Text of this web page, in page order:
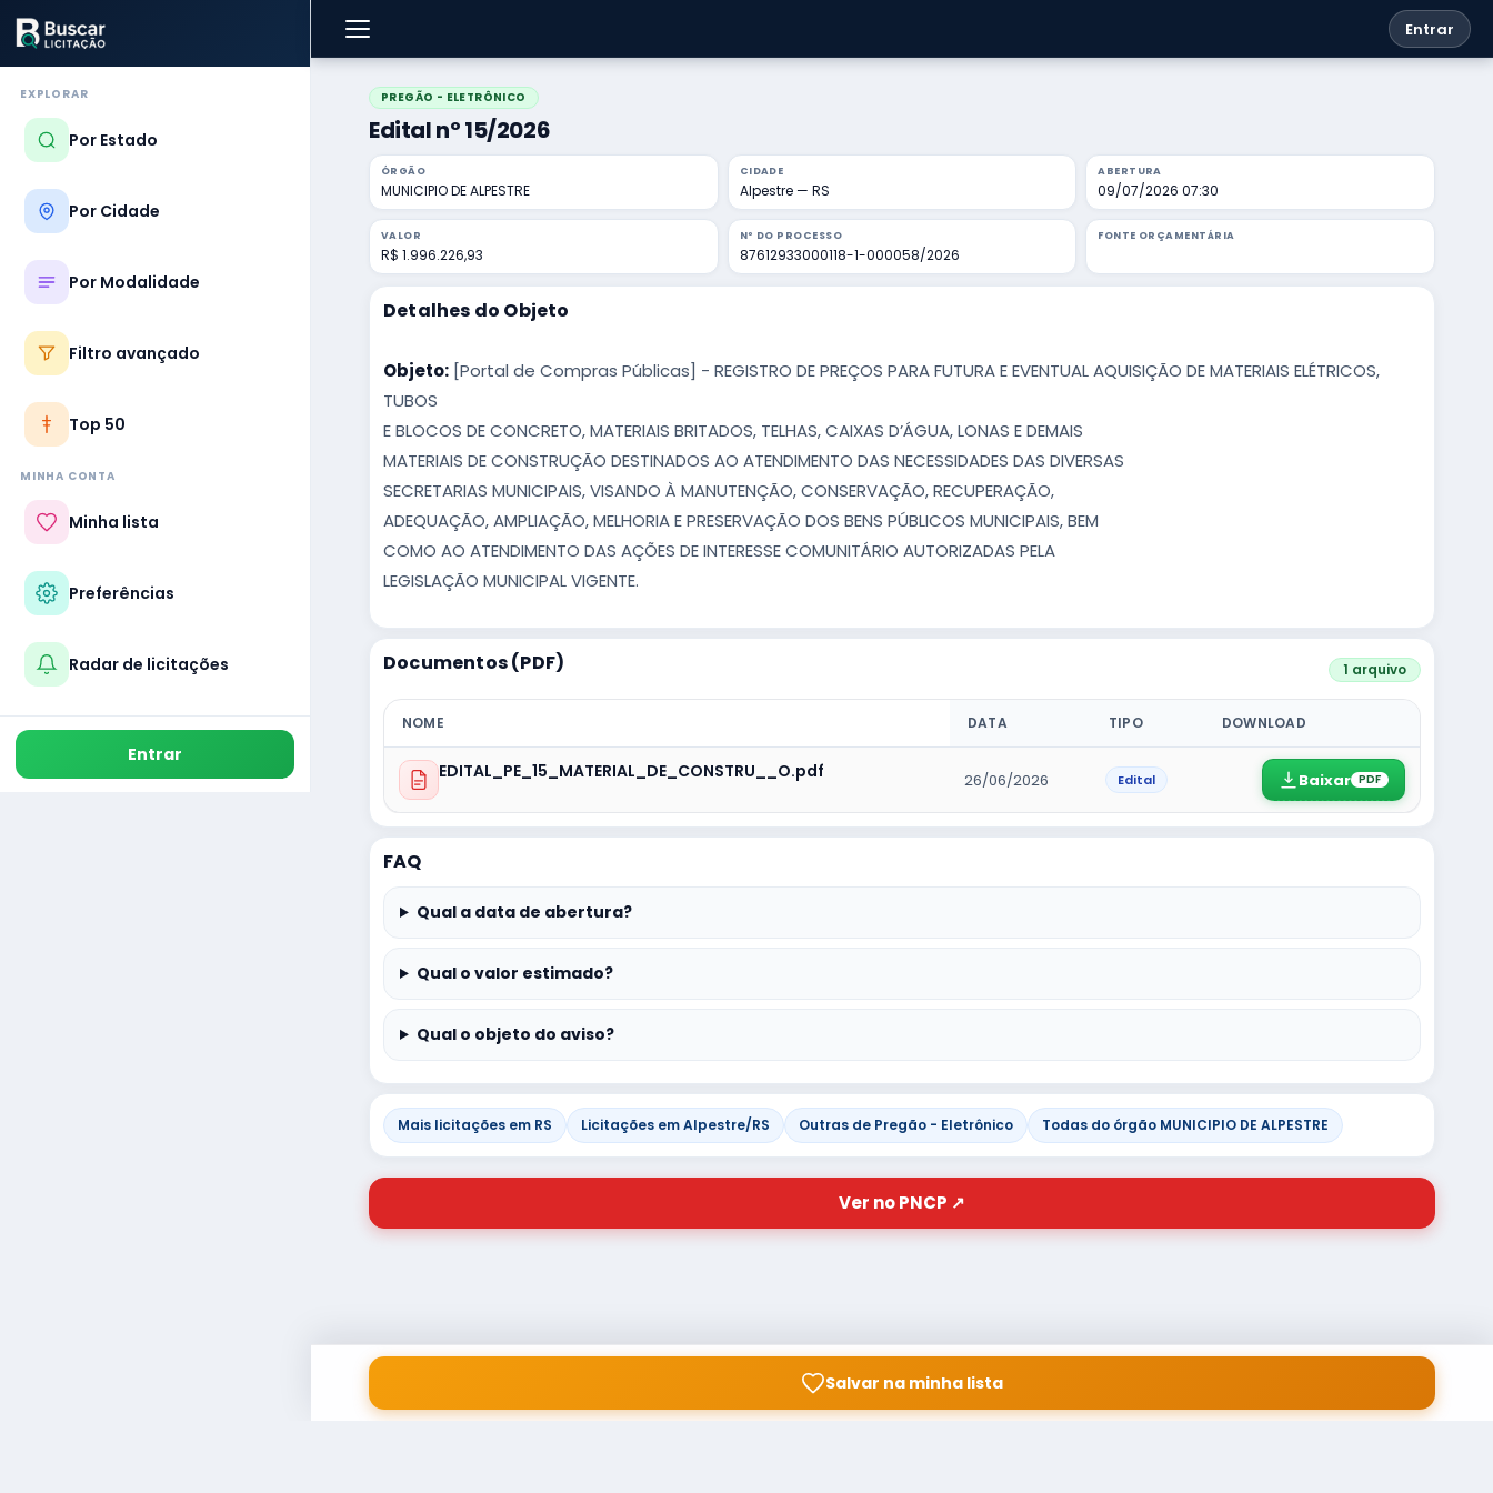
Entrar
EXPLORAR
Por Estado
Por Cidade
Por Modalidade
Filtro avançado
Top 50
MINHA CONTA
Minha lista
Preferências
Radar de licitações
Entrar
PREGÃO - ELETRÔNICO
Edital nº 15/2026
ÓRGÃO
MUNICIPIO DE ALPESTRE
CIDADE
Alpestre — RS
ABERTURA
09/07/2026 07:30
VALOR
R$ 1.996.226,93
Nº DO PROCESSO
87612933000118-1-000058/2026
FONTE ORÇAMENTÁRIA
Detalhes do Objeto
Objeto: [Portal de Compras Públicas] - REGISTRO DE PREÇOS PARA FUTURA E EVENTUAL AQUISIÇÃO DE MATERIAIS ELÉTRICOS,
TUBOS
E BLOCOS DE CONCRETO, MATERIAIS BRITADOS, TELHAS, CAIXAS D’ÁGUA, LONAS E DEMAIS
MATERIAIS DE CONSTRUÇÃO DESTINADOS AO ATENDIMENTO DAS NECESSIDADES DAS DIVERSAS
SECRETARIAS MUNICIPAIS, VISANDO À MANUTENÇÃO, CONSERVAÇÃO, RECUPERAÇÃO,
ADEQUAÇÃO, AMPLIAÇÃO, MELHORIA E PRESERVAÇÃO DOS BENS PÚBLICOS MUNICIPAIS, BEM
COMO AO ATENDIMENTO DAS AÇÕES DE INTERESSE COMUNITÁRIO AUTORIZADAS PELA
LEGISLAÇÃO MUNICIPAL VIGENTE.
Documentos (PDF) 1 arquivo
NOME DATA TIPO DOWNLOAD
EDITAL_PE_15_MATERIAL_DE_CONSTRU__O.pdf 26/06/2026 Edital Baixar PDF
FAQ
Qual a data de abertura?
Qual o valor estimado?
Qual o objeto do aviso?
Mais licitações em RS Licitações em Alpestre/RS Outras de Pregão - Eletrônico Todas do órgão MUNICIPIO DE ALPESTRE
Ver no PNCP ↗
Salvar na minha lista